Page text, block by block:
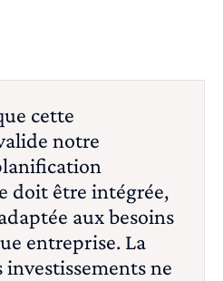
cette
notre
doit être intégrée,
aux besoins
entreprise. La
ne